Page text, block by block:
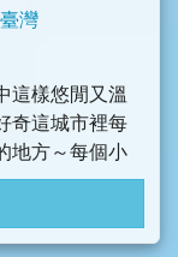
臺灣
這樣悠閒又溫
奇這城市裡每
地方～每個小
，快來！這天